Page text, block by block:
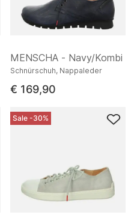
MENSCHA - Navy/Kombi
Schnürschuh, Nappaleder
€ 169,90
Sale -30%